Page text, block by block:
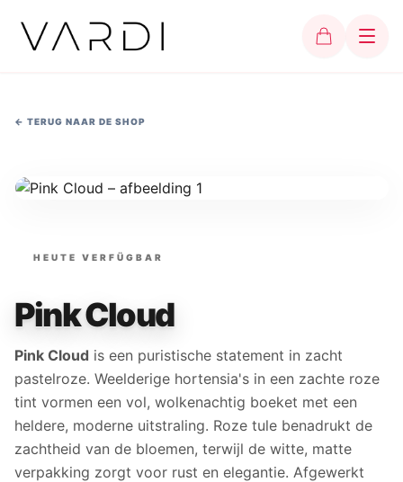
← TERUG NAAR DE SHOP
HEUTE VERFÜGBAR
Pink Cloud
Pink Cloud is een puristische statement in zacht
pastelroze. Weelderige hortensia's in een zachte roze
tint vormen een vol, wolkenachtig boeket met een
heldere, moderne uitstraling. Roze tule benadrukt de
zachtheid van de bloemen, terwijl de witte, matte
verpakking zorgt voor rust en elegantie. Afgewerkt